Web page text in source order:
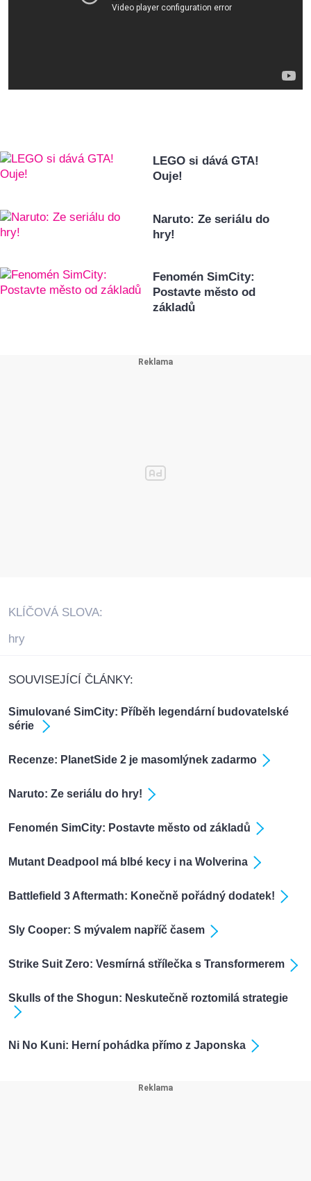
LEGO si dává GTA!
Ouje!
Naruto: Ze seriálu do
hry!
Fenomén SimCity:
Postavte město od
základů
KLÍČOVÁ SLOVA:
hry
SOUVISEJÍCÍ ČLÁNKY:
Simulované SimCity: Příběh legendární budovatelské
série
Recenze: PlanetSide 2 je masomlýnek zadarmo
Naruto: Ze seriálu do hry!
Fenomén SimCity: Postavte město od základů
Mutant Deadpool má blbé kecy i na Wolverina
Battlefield 3 Aftermath: Konečně pořádný dodatek!
Sly Cooper: S mývalem napříč časem
Strike Suit Zero: Vesmírná střílečka s Transformerem
Skulls of the Shogun: Neskutečně roztomilá strategie
Ni No Kuni: Herní pohádka přímo z Japonska